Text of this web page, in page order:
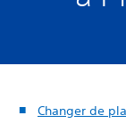
Changer de